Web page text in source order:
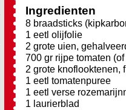
Ingredienten
8 braadsticks
1 eetl olijfolie
2 grote uien,
700 gr rijpe tomaten
2 grote knoflooktenen,
1 eetl tomatenpuree
1 eetl verse
1 laurierblad